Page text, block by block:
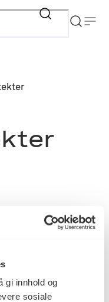
gi innhold og
sosiale